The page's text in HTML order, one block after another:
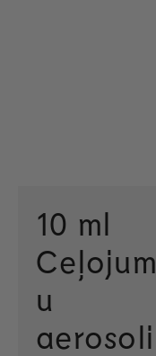
10 ml
Ceļojum
u
aerosoli